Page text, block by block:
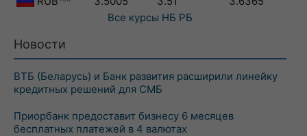
Все курсы НБ РБ
Новости
ВТБ (Беларусь) и Банк развития расширили линейку
кредитных решений для СМБ
Приорбанк предоставит бизнесу 6 месяцев
бесплатных платежей в 4 валютах